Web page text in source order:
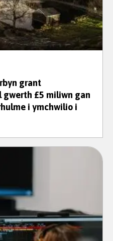
grant
£5 miliwn gan
i ymchwilio i